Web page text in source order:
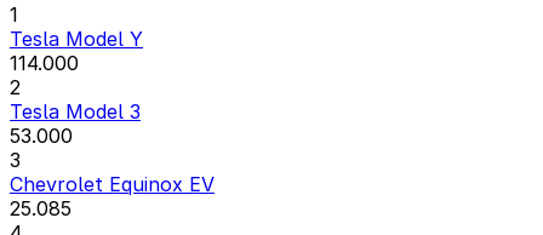
1
Tesla Model Y
114.000
2
Tesla Model 3
53.000
3
Chevrolet Equinox EV
25.085